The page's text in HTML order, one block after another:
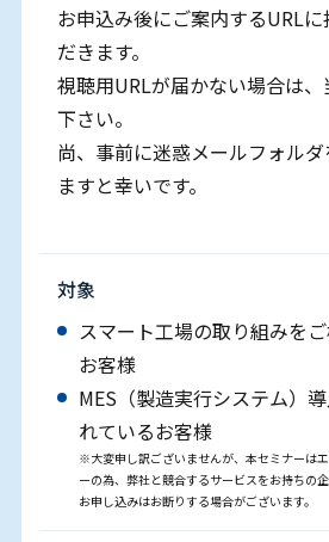
お申込み後にご案内するURL
だきます。
視聴用URLが届かない場合は
下さい。
尚、事前に迷惑メールフォル
ますと幸いです。
対象
スマート⼯場の取り組みを
お客様
MES（製造実⾏システム）
れているお客様
※大変申し訳ございませんが、本セミナーは
ーの為、弊社と競合するサービスをお持ちの
お申し込みはお断りする場合がございます。